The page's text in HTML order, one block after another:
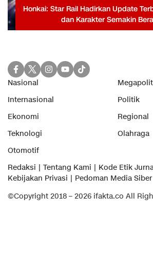
Honkai: Star Rail Hadirkan Update
dan Karakter Semakin
Nasional
Internasional
Politik
Ekonomi
Regional
Teknologi
Olahraga
Otomotif
Redaksi
Tentang Kami
Kode Etik
Kebijakan Privasi
Pedoman Media Siber
©Copyright 2018 – 2026 ifakta.co All